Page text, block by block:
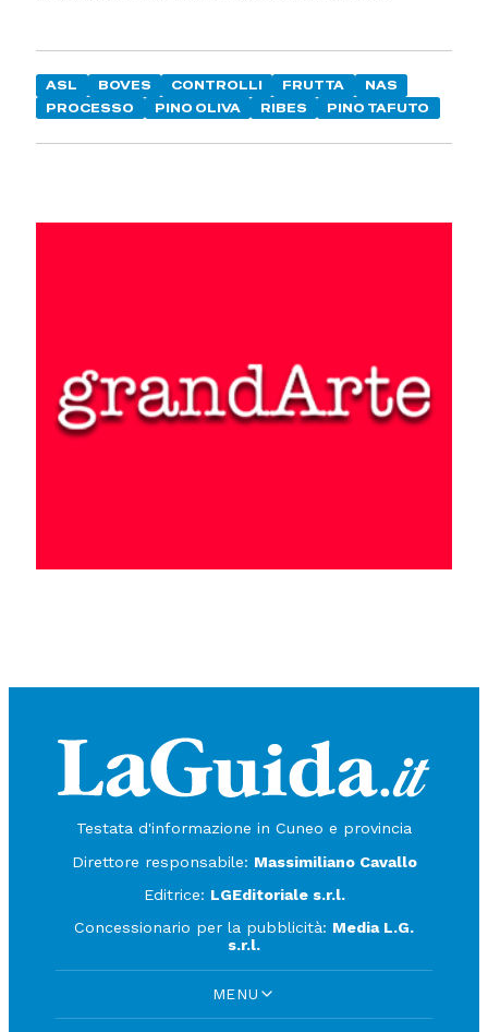
ASL BOVES CONTROLLI FRUTTA
NAS
PROCESSO
PINO OLIVA RIBES PINO TAFUTO
Testata d'informazione in Cuneo e provincia
Direttore responsabile: Massimiliano Cavallo
Editrice: LGEditoriale s.r.l.
Concessionario per la pubblicità: Media L.G.
s.r.l.
MENU